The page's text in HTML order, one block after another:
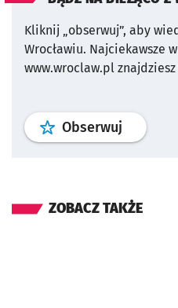
Kliknij „obserwuj”, aby
Wrocławiu. Najciekawsze
www.wroclaw.pl znajdziesz
Obserwuj profil
ZOBACZ TAKŻE